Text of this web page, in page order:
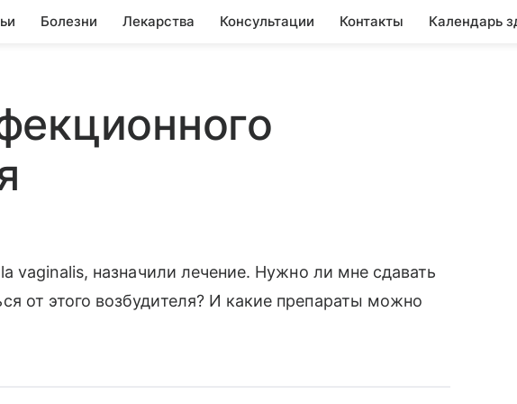
Болезни Лекарства Консультации Контакты Календарь
назначили лечение. Нужно ли мне сдавать
от этого возбудителя? И какие препараты можно